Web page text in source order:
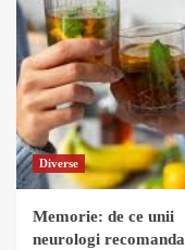
Diverse
Memorie: de ce unii
neurologi recomanda